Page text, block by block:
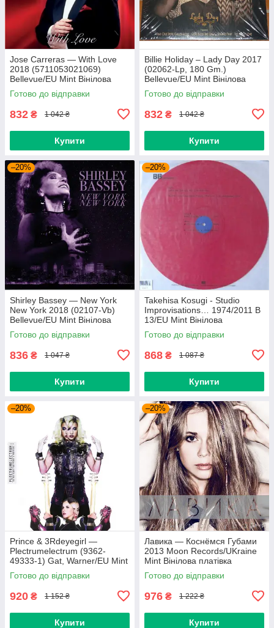
Jose Carreras — With Love
2018 (5711053021069)
Bellevue/EU Mint Вінілова
платівка (art.239665)
Готово до відправки
832 ₴ 1 042 ₴
Купити
Billie Holiday – Lady Day 2017
(02062-Lp, 180 Gm.)
Bellevue/EU Mint Вінілова
платівка (art.238958)
Готово до відправки
832 ₴ 1 042 ₴
Купити
–20%
Shirley Bassey — New York
New York 2018 (02107-Vb)
Bellevue/EU Mint Вінілова
платівка (art.238985)
Готово до відправки
836 ₴ 1 047 ₴
Купити
–20%
Takehisa Kosugi - Studio
Improvisations… 1974/2011 B
13/EU Mint Вінілова
пластинка (art.232754)
Готово до відправки
868 ₴ 1 087 ₴
Купити
–20%
Prince & 3Rdeyegirl —
Plectrumelectrum (9362-
49333-1) Gat, Warner/EU Mint
Вінілова платівка (art.220362)
Готово до відправки
920 ₴ 1 152 ₴
Купити
–20%
Лавика — Коснёмся Губами
2013 Moon Records/UKraine
Mint Вінілова платівка
(art.221702)
Готово до відправки
976 ₴ 1 222 ₴
Купити